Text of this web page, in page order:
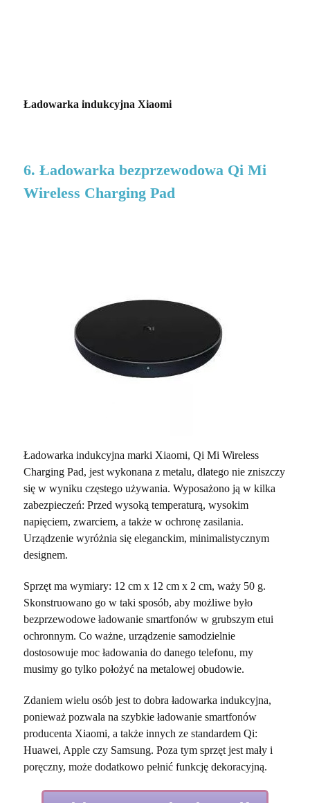
Ładowarka indukcyjna Xiaomi
6. Ładowarka bezprzewodowa Qi Mi
Wireless Charging Pad
Ładowarka indukcyjna marki Xiaomi, Qi Mi Wireless
Charging Pad, jest wykonana z metalu, dlatego nie zniszczy
się w wyniku częstego używania. Wyposażono ją w kilka
zabezpieczeń: Przed wysoką temperaturą, wysokim
napięciem, zwarciem, a także w ochronę zasilania.
Urządzenie wyróżnia się eleganckim, minimalistycznym
designem.
Sprzęt ma wymiary: 12 cm x 12 cm x 2 cm, waży 50 g.
Skonstruowano go w taki sposób, aby możliwe było
bezprzewodowe ładowanie smartfonów w grubszym etui
ochronnym. Co ważne, urządzenie samodzielnie
dostosowuje moc ładowania do danego telefonu, my
musimy go tylko położyć na metalowej obudowie.
Zdaniem wielu osób jest to dobra ładowarka indukcyjna,
ponieważ pozwala na szybkie ładowanie smartfonów
producenta Xiaomi, a także innych ze standardem Qi:
Huawei, Apple czy Samsung. Poza tym sprzęt jest mały i
poręczny, może dodatkowo pełnić funkcję dekoracyjną.